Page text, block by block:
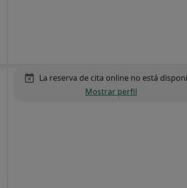
La reserva de cita online no está
Mostrar perfil